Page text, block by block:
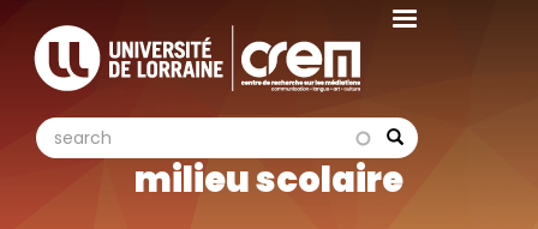
contenu
Search
search search
milieu scolaire